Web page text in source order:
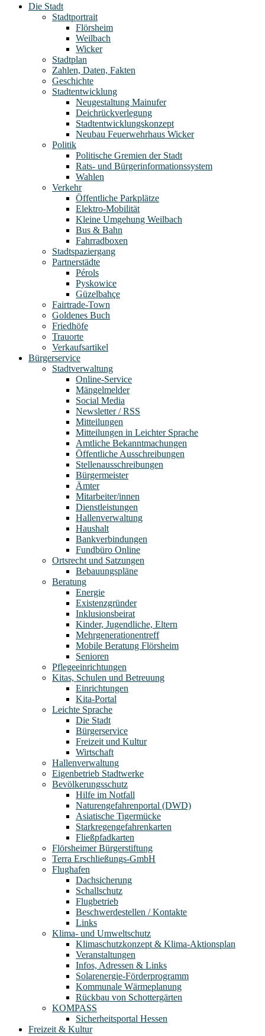
Die Stadt
Stadtportrait
Flörsheim
Weilbach
Wicker
Stadtplan
Zahlen, Daten, Fakten
Geschichte
Stadtentwicklung
Neugestaltung Mainufer
Deichrückverlegung
Stadtentwicklungskonzept
Neubau Feuerwehrhaus Wicker
Politik
Politische Gremien der Stadt
Rats- und Bürgerinformationssystem
Wahlen
Verkehr
Öffentliche Parkplätze
Elektro-Mobilität
Kleine Umgehung Weilbach
Bus & Bahn
Fahrradboxen
Stadtspaziergang
Partnerstädte
Pérols
Pyskowice
Güzelbahçe
Fairtrade-Town
Goldenes Buch
Friedhöfe
Trauorte
Verkaufsartikel
Bürgerservice
Stadtverwaltung
Online-Service
Mängelmelder
Social Media
Newsletter / RSS
Mitteilungen
Mitteilungen in Leichter Sprache
Amtliche Bekanntmachungen
Öffentliche Ausschreibungen
Stellenausschreibungen
Bürgermeister
Ämter
Mitarbeiter/innen
Dienstleistungen
Hallenverwaltung
Haushalt
Bankverbindungen
Fundbüro Online
Ortsrecht und Satzungen
Bebauungspläne
Beratung
Energie
Existenzgründer
Inklusionsbeirat
Kinder, Jugendliche, Eltern
Mehrgenerationentreff
Mobile Beratung Flörsheim
Senioren
Pflegeeinrichtungen
Kitas, Schulen und Betreuung
Einrichtungen
Kita-Portal
Leichte Sprache
Die Stadt
Bürgerservice
Freizeit und Kultur
Wirtschaft
Hallenverwaltung
Eigenbetrieb Stadtwerke
Bevölkerungsschutz
Hilfe im Notfall
Naturengefahrenportal (DWD)
Asiatische Tigermücke
Starkregengefahrenkarten
Fließpfadkarten
Flörsheimer Bürgerstiftung
Terra Erschließungs-GmbH
Flughafen
Dachsicherung
Schallschutz
Flugbetrieb
Beschwerdestellen / Kontakte
Links
Klima- und Umweltschutz
Klimaschutzkonzept & Klima-Aktionsplan
Veranstaltungen
Infos, Adressen & Links
Solarenergie-Förderprogramm
Kommunale Wärmeplanung
Rückbau von Schottergärten
KOMPASS
Sicherheitsportal Hessen
Freizeit & Kultur